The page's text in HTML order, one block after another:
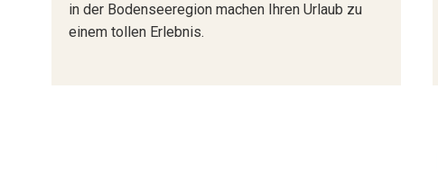
in der Bodenseeregion machen Ihren Urlaub zu
einem tollen Erlebnis.